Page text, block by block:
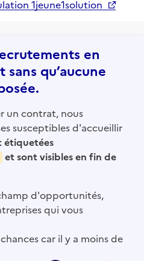
1jeune1solution
en
qu’aucune
un contrat, nous
susceptibles d'accueillir
étiquetées
et sont visibles en fin de
d'opportunités,
qui vous
car il y a moins de